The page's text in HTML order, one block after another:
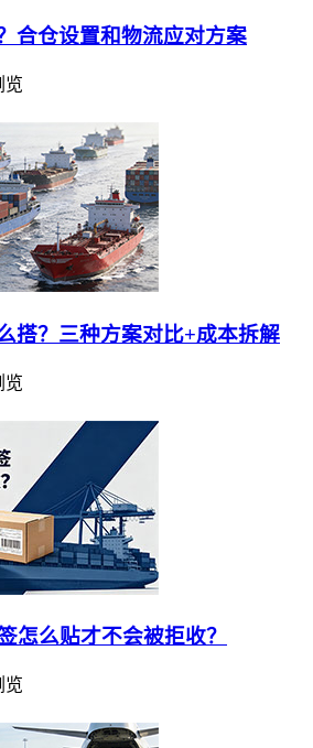
合仓设置和物流应对方案
览
搭？三种方案对比+成本拆解
览
怎么贴才不会被拒收？
览